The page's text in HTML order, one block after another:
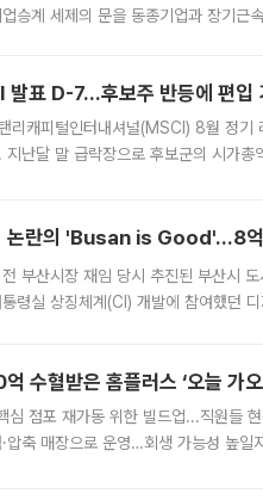
승계 세제의 문을 동종기업과 장기근
발표 D-7…후보주 반등에 편입
리캐피털인터내셔널(MSCI) 8월 정기
지난달 말 급락장으로 후보군의 시가
논란의 'Busan is Good'…8억
전 부산시장 재임 당시 추진된 부산시
령실 상징체계(CI) 개발에 참여했던
수혈받은 홈플러스 ‘오늘 가
심 점포 재가동 위한 빌드업...직원들
압축 매장으로 운영…회생 가능성 높